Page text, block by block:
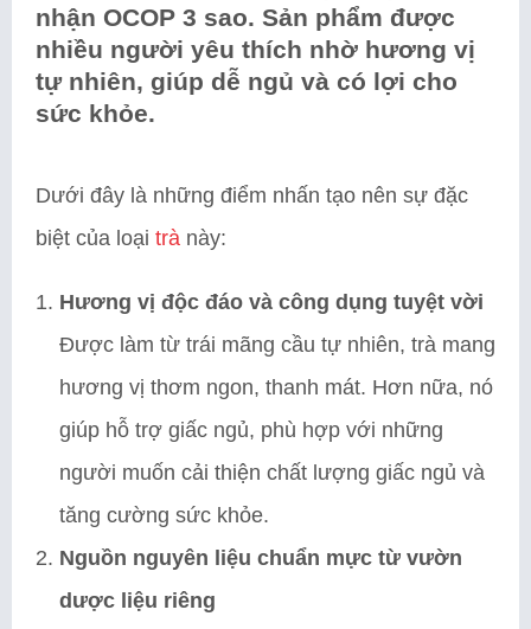
nhận OCOP 3 sao. Sản phẩm được
nhiều người yêu thích nhờ hương vị
tự nhiên, giúp dễ ngủ và có lợi cho
sức khỏe.
Dưới đây là những điểm nhấn tạo nên sự đặc
biệt của loại trà này:
Hương vị độc đáo và công dụng tuyệt vời
Được làm từ trái mãng cầu tự nhiên, trà mang
hương vị thơm ngon, thanh mát. Hơn nữa, nó
giúp hỗ trợ giấc ngủ, phù hợp với những
người muốn cải thiện chất lượng giấc ngủ và
tăng cường sức khỏe.
Nguồn nguyên liệu chuẩn mực từ vườn
dược liệu riêng